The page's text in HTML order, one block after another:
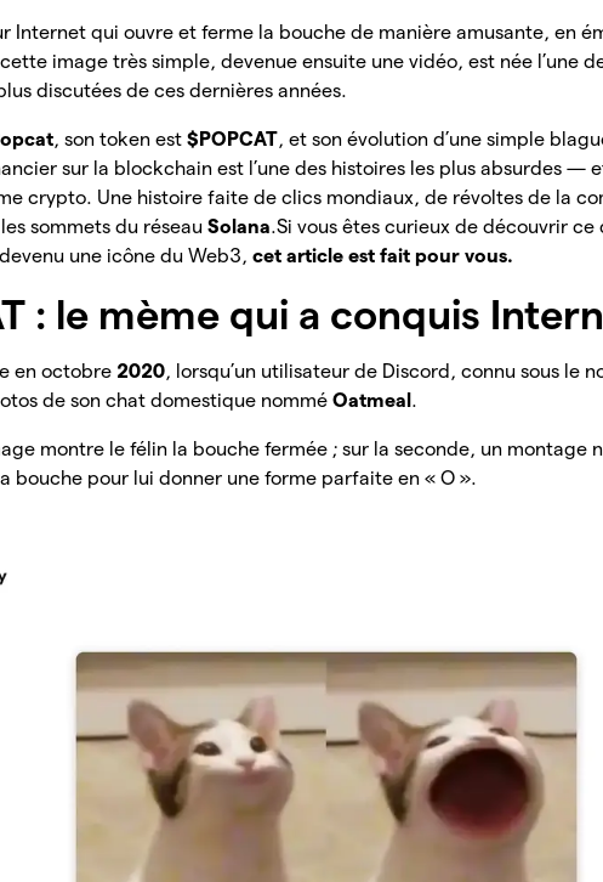
Internet qui ouvre et ferme la bouche de manière amusante, en
image très simple, devenue ensuite une vidéo, est née l’une
discutées de ces dernières années.
, son token est$POPCAT, et son évolution d’une simple
sur la blockchain est l’une des histoires les plus absurdes —
crypto. Une histoire faite de clics mondiaux, de révoltes de la
sommets du réseauSolana.Si vous êtes curieux de découvrir ce
une icône du Web3,cet article est fait pour vous.
: le mème qui a conquis
en octobre 2020, lorsqu’un utilisateur de Discord, connu sous le
de son chat domestique nomméOatmeal .
montre le félin la bouche fermée ; sur la seconde, un montage
bouche pour lui donner une forme parfaite en « O ».